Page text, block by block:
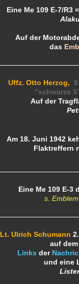
Eine Me 109 E-7/R3
Auf der
das
Uffz. Otto Herzog,
"schwarze
Auf der
Am 18. Juni 1942
Flaktreffern
Eine Me 109 E-3
s.
Lt. Ulrich Schumann
auf
Links der
und eine